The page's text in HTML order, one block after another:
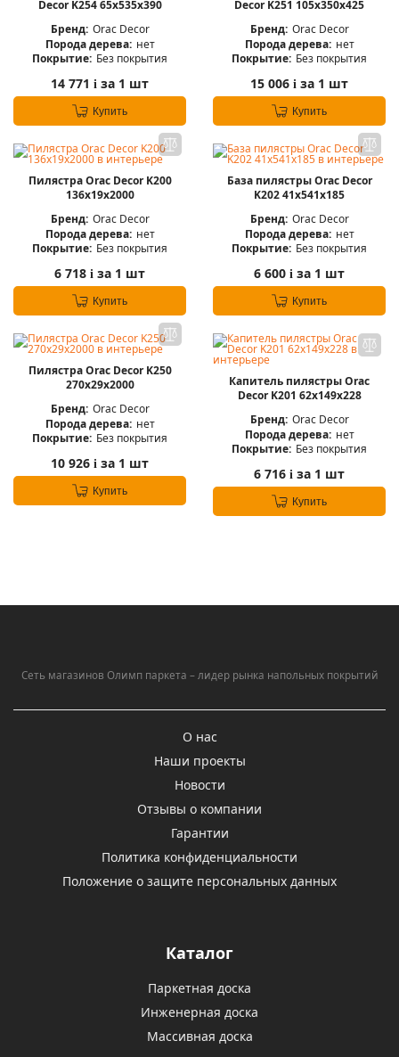
Decor K254 65x535x390
Бренд: Orac Decor
Порода дерева: нет
Покрытие: Без покрытия
14 771 i за 1 шт
Купить
Decor K251 105x350x425
Бренд: Orac Decor
Порода дерева: нет
Покрытие: Без покрытия
15 006 i за 1 шт
Купить
Пилястра Orac Decor K200
136x19x2000
Бренд: Orac Decor
Порода дерева: нет
Покрытие: Без покрытия
6 718 i за 1 шт
Купить
База пилястры Orac Decor
K202 41x541x185
Бренд: Orac Decor
Порода дерева: нет
Покрытие: Без покрытия
6 600 i за 1 шт
Купить
Пилястра Orac Decor K250
270x29x2000
Бренд: Orac Decor
Порода дерева: нет
Покрытие: Без покрытия
10 926 i за 1 шт
Купить
Капитель пилястры Orac
Decor K201 62x149x228
Бренд: Orac Decor
Порода дерева: нет
Покрытие: Без покрытия
6 716 i за 1 шт
Купить
Сеть магазинов Олимп паркета – лидер рынка напольных покрытий
О нас
Наши проекты
Новости
Отзывы о компании
Гарантии
Политика конфиденциальности
Положение о защите персональных данных
Каталог
Паркетная доска
Инженерная доска
Массивная доска